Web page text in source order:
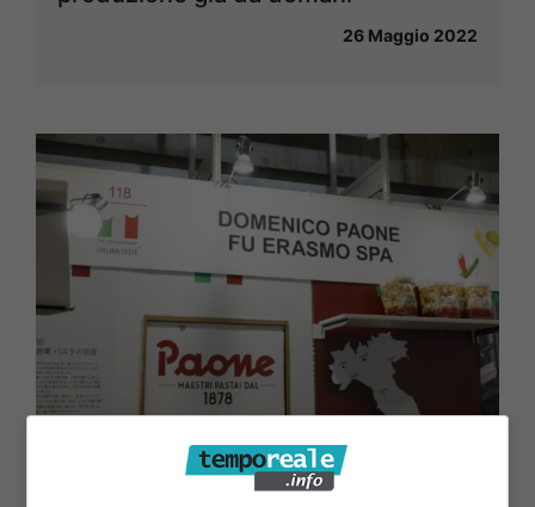
26 Maggio 2022
Formia / Pastificio Paone, chiesto un